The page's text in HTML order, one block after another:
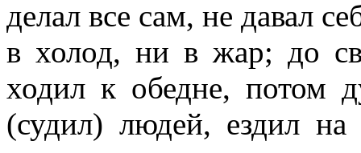
делал все сам, не давал
в холод, ни в жар; до
ходил к обедне, потом
(судил) людей, ездил на